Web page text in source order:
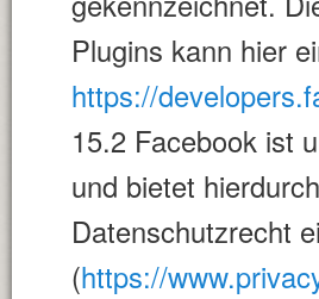
Plugins kann hier
https://
15.2 Facebook ist
und bietet
Datenschutzrecht
(https://